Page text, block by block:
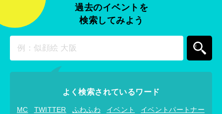
過去のイベントを
検索してみよう
よく検索されているワード
MC TWITTER ふわふわ イベント
イベントパートナー